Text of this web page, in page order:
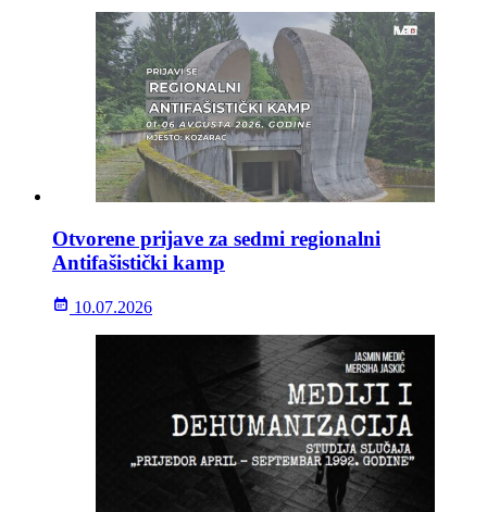
Otvorene prijave za sedmi regionalni
Antifašistički kamp
10.07.2026